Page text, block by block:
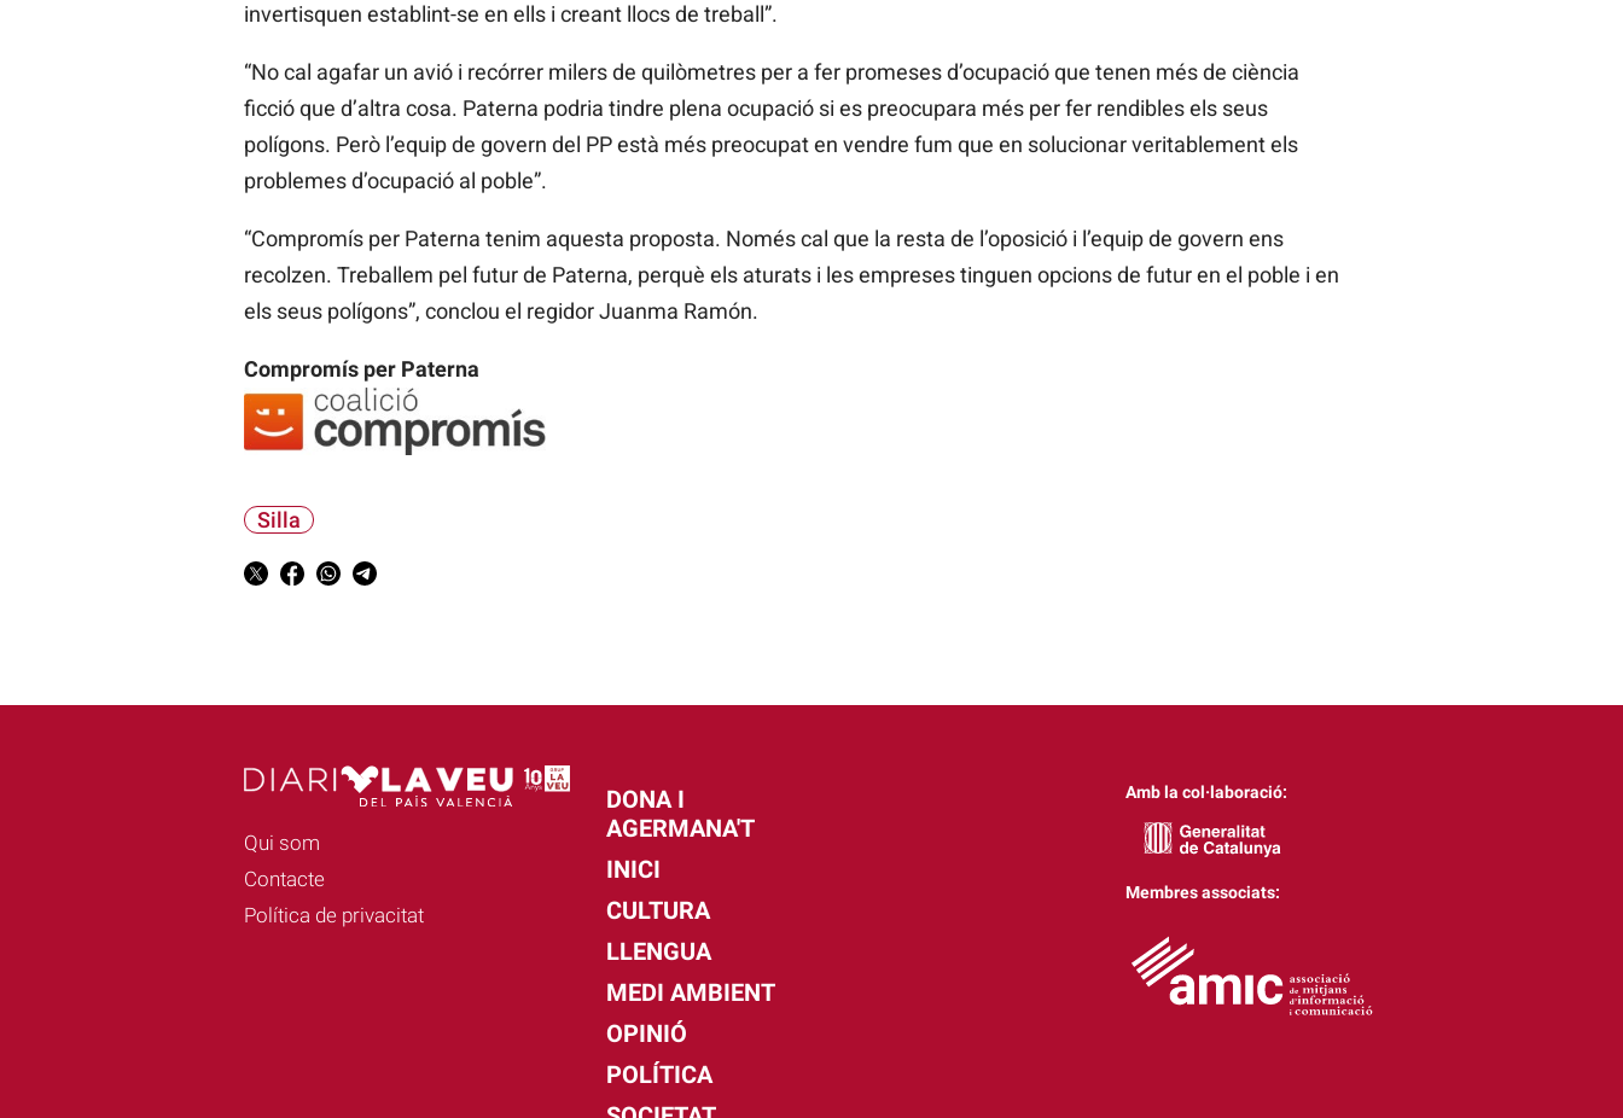
invertisquen establint-se en ells i creant llocs de treball”.
“No cal agafar un avió i recórrer milers de quilòmetres per a fer promeses d’ocupació que tenen més de ciència
ficció que d’altra cosa. Paterna podria tindre plena ocupació si es preocupara més per fer rendibles els seus
polígons. Però l’equip de govern del PP està més preocupat en vendre fum que en solucionar veritablement els
problemes d’ocupació al poble”.
“Compromís per Paterna tenim aquesta proposta. Només cal que la resta de l’oposició i l’equip de govern ens
recolzen. Treballem pel futur de Paterna, perquè els aturats i les empreses tinguen opcions de futur en el poble i en
els seus polígons”, conclou el regidor Juanma Ramón.
Compromís per Paterna
Silla
Qui som
Contacte
Política de privacitat
DONA I
AGERMANA'T
INICI
CULTURA
LLENGUA
MEDI AMBIENT
OPINIÓ
POLÍTICA
Amb la col·laboració:
Membres associats: